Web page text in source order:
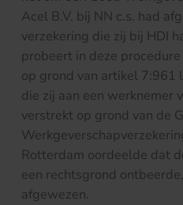
Acel B.V. bij NN c.s. had
verzekering die zij bij HDI
probeert in deze
op grond van artikel 7:961
die zij aan een werknemer
verstrekt op grond van de
Rotterdam oordeelde dat
een rechtsgrond
afgewezen.